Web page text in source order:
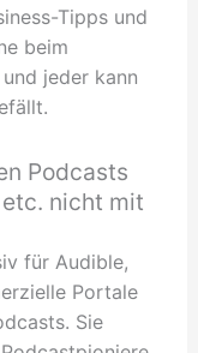
Tipps und
beim
jeder kann
Podcasts
nicht mit
für Audible,
Portale
Sie